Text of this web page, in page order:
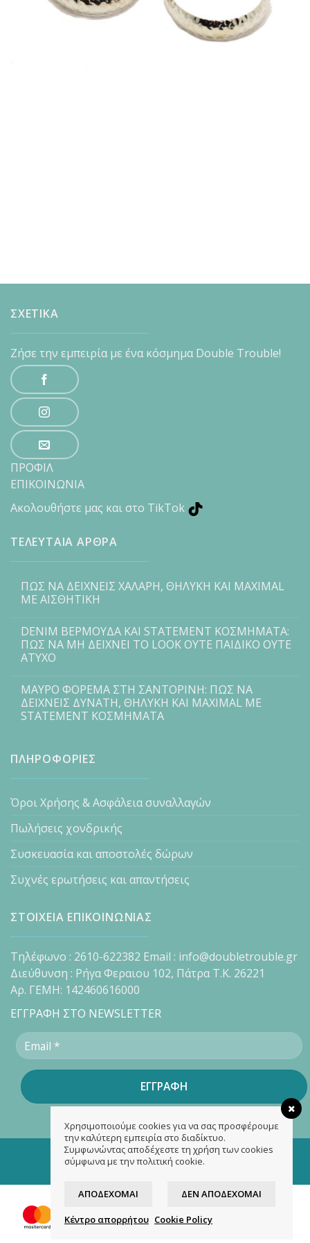
ΣΧΕΤΙΚΑ
Ζήσε την εμπειρία με ένα κόσμημα Double Trouble!
ΠΡΟΦΙΛ
ΕΠΙΚΟΙΝΩΝΙΑ
Ακολουθήστε μας και στο TikTok
ΤΕΛΕΥΤΑΙΑ ΑΡΘΡΑ
ΠΩΣ ΝΑ ΔΕΙΧΝΕΙΣ ΧΑΛΑΡΗ, ΘΗΛΥΚΗ ΚΑΙ MAXIMAL
ΜΕ ΑΙΣΘΗΤΙΚΗ
DENIM ΒΕΡΜΟΥΔΑ ΚΑΙ STATEMENT ΚΟΣΜΗΜΑΤΑ:
ΠΩΣ ΝΑ ΜΗ ΔΕΙΧΝΕΙ ΤΟ LOOK ΟΥΤΕ ΠΑΙΔΙΚΟ ΟΥΤΕ
ΑΤΥΧΟ
ΜΑΥΡΟ ΦΟΡΕΜΑ ΣΤΗ ΣΑΝΤΟΡΙΝΗ: ΠΩΣ ΝΑ
ΔΕΙΧΝΕΙΣ ΔΥΝΑΤΗ, ΘΗΛΥΚΗ ΚΑΙ MAXIMAL ΜΕ
STATEMENT ΚΟΣΜΗΜΑΤΑ
ΠΛΗΡΟΦΟΡΙΕΣ
Όροι Χρήσης & Ασφάλεια συναλλαγών
Πωλήσεις χονδρικής
Συσκευασία και αποστολές δώρων
Συχνές ερωτήσεις και απαντήσεις
ΣΤΟΙΧΕΙΑ ΕΠΙΚΟΙΝΩΝΙΑΣ
Τηλέφωνο : 2610-622382 Email : info@doubletrouble.gr
Διεύθυνση : Ρήγα Φεραιου 102, Πάτρα Τ.Κ. 26221
Αρ. ΓΕΜΗ: 142460616000
ΕΓΓΡΑΦΗ ΣΤΟ NEWSLETTER
Copyright 2026 ©doubletrouble.gr
Designed & developed by
Χρησιμοποιούμε cookies για να σας προσφέρουμε
την καλύτερη εμπειρία στο διαδίκτυο.
Συμφωνώντας αποδέχεστε τη χρήση των cookies
σύμφωνα με την πολιτική cookie.
ΑΠΟΔΈΧΟΜΑΙ ΔΕΝ ΑΠΟΔΈΧΟΜΑΙ
Κέντρο απορρήτου Cookie Policy